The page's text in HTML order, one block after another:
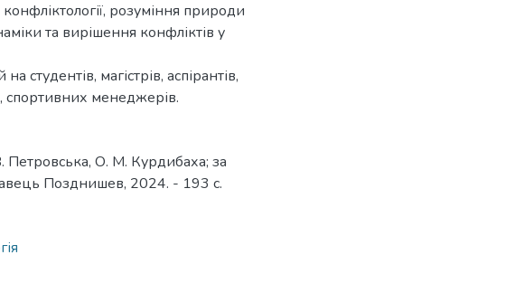
розуміння природи
та вирішення конфліктів у
студентів, магістрів, аспірантів,
спортивних менеджерів.
Петровська, О. М. Курдибаха; за
Позднишев, 2024. - 193 с.